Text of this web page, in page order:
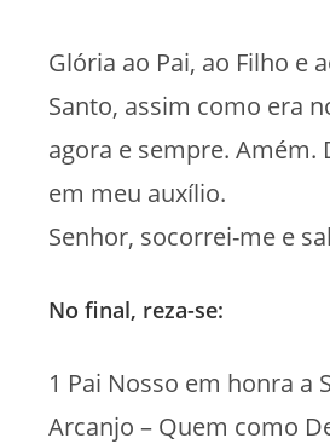
Glória ao Pai, ao Filho e
Santo, assim como era
agora e sempre. Amém.
em meu auxílio.
Senhor, socorrei-me e
No final, reza-se:
1 Pai Nosso em honra a
Arcanjo – Quem como